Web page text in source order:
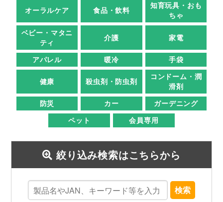
オーラルケア 食品・飲料
知育玩具・おも
ちゃ
ベビー・マタニ
ティ
介護 家電
アパレル 暖冷 手袋
健康 殺虫剤・防虫剤
コンドーム・潤
滑剤
防災
カー
ガーデニング
ペット
会員専用
絞り込み検索はこちらから
検索